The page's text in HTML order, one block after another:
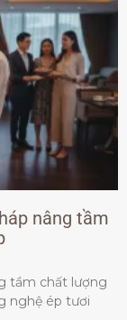
nâng tầm
tầm chất lượng
nghệ ép tươi